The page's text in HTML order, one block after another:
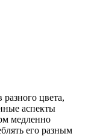
цвета,
аспекты
медленно
его разным